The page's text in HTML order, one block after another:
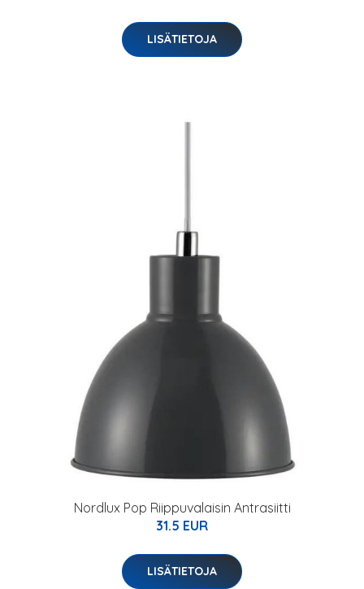
LISÄTIETOJA
Nordlux Pop Riippuvalaisin Antrasiitti
31.5 EUR
LISÄTIETOJA